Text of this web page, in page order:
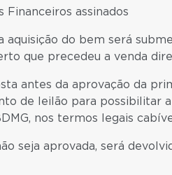
Financeiros assinados
do bem será
que precedeu a venda
antes da aprovação da
de leilão para possibilitar
nos termos legais
seja aprovada, será